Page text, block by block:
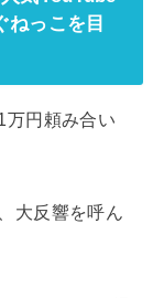
ねっこを目
万円頼み合い
大反響を呼ん